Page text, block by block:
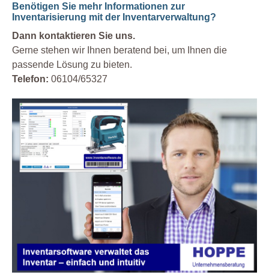
Benötigen Sie mehr Informationen zur
Inventarisierung mit der Inventarverwaltung?
Dann kontaktieren Sie uns.
Gerne stehen wir Ihnen beratend bei, um Ihnen die
passende Lösung zu bieten.
Telefon: 06104/65327